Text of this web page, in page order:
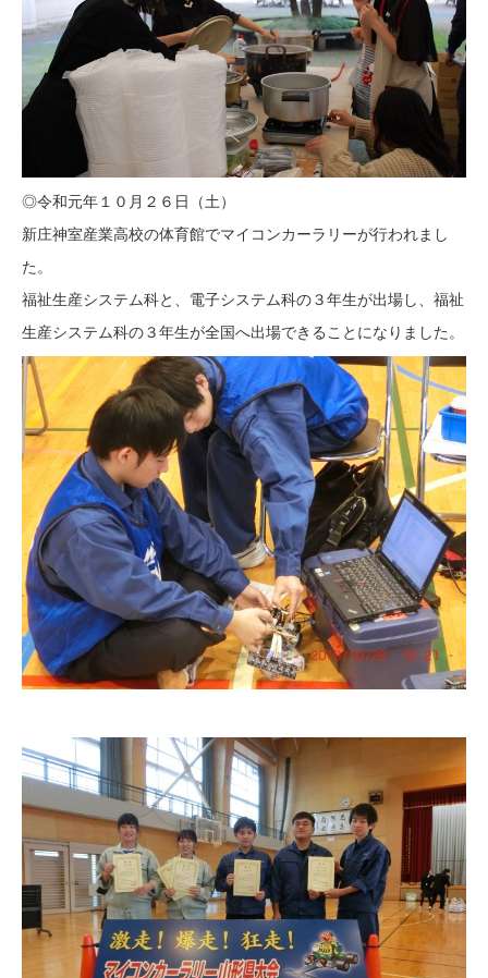
◎令和元年１０月２６日（土）
新庄神室産業高校の体育館でマイコンカーラリーが行われまし
た。
福祉生産システム科と、電子システム科の３年生が出場し、福祉
生産システム科の３年生が全国へ出場できることになりました。